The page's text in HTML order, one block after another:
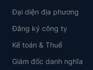
Đại diện địa phương
Đăng ký công ty
Kế toán & Thuế
Giám đốc danh nghĩa